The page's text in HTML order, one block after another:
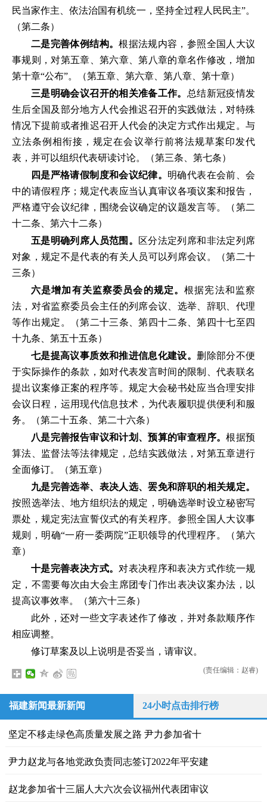
民当家作主、依法治国有机统一，坚持全过程人民民主”。
（第二条）
二是完善体例结构。根据法规内容，参照全国人大议
事规则，对第五章、第六章、第八章的章名作修改，增加
第十章“公布”。（第五章、第六章、第八章、第十章）
三是明确会议召开的相关准备工作。 总结新冠疫情发
生后全国及部分地方人代会推迟召开的实践做法，对特殊
情况下提前或者推迟召开人代会的决定方式作出规定。与
立法条例相衔接，规定在会议举行前将法规草案印发代
表，并可以组织代表研读讨论。（第三条、第七条）
四是严格请假制度和会议纪律。 明确代表在会前、会
中的请假程序；规定代表应当认真审议各项议案和报告，
严格遵守会议纪律，围绕会议确定的议题发言等。（第二
十二条、第六十二条）
五是明确列席人员范围。
区分法定列席和非法定列席
对象，规定不是代表的有关人员可以列席会议。（第二十
三条）
六是增加有关监察委员会的规定。根据宪法和监察
法，对省监察委员会主任的列席会议、选举、辞职、代理
等作出规定。（第二十三条、第四十二条、第四十七至四
十九条、第五十五条）
七是提高议事质效和推进信息化建设。删除部分不便
于实际操作的条款，如对代表发言时间的限制、代表联名
提出议案修正案的程序等。规定大会秘书处应当合理安排
会议日程，运用现代信息技术，为代表履职提供便利和服
务。（第二十五条、第二十六条）
八是完善报告审议和计划、预算的审查程序。根据预
算法、监督法等法律规定，总结实践做法，对第五章进行
全面修订。（第五章）
九是完善选举、表决人选、罢免和辞职的相关规定。
按照选举法、地方组织法的规定，明确选举时设立秘密写
票处，规定宪法宣誓仪式的有关程序。参照全国人大议事
规则，明确“一府一委两院”正职领导的代理程序。（第六
章）
十是完善表决方式。 对表决程序和表决方式作统一规
定，不需要每次由大会主席团专门作出表决议案办法，以
提高议事效率。（第六十三条）
此外，还对一些文字表述作了修改，并对条款顺序作
相应调整。
修订草案及以上说明是否妥当，请审议。
(责任编辑：赵睿)
福建新闻最新新闻 24小时点击排行榜
坚定不移走绿色高质量发展之路 尹力参加省十
尹力赵龙与各地党政负责同志签订2022年平安建
赵龙参加省十三届人大六次会议福州代表团审议